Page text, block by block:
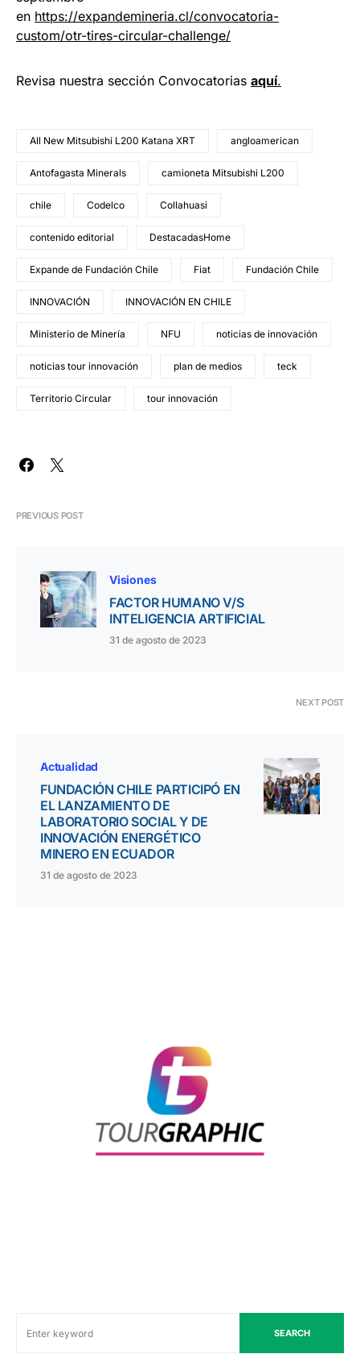
en https://expandemineria.cl/convocatoria-
custom/otr-tires-circular-challenge/
Revisa nuestra sección Convocatorias aquí.
All New Mitsubishi L200 Katana XRT angloamerican
Antofagasta Minerals camioneta Mitsubishi L200
chile Codelco Collahuasi
contenido editorial DestacadasHome
Expande de Fundación Chile Fiat Fundación Chile
INNOVACIÓN INNOVACIÓN EN CHILE
Ministerio de Minería NFU noticias de innovación
noticias tour innovación plan de medios teck
Territorio Circular tour innovación
PREVIOUS POST
Visiones
FACTOR HUMANO V/S
INTELIGENCIA ARTIFICIAL
31 de agosto de 2023
NEXT POST
Actualidad
FUNDACIÓN CHILE PARTICIPÓ EN
EL LANZAMIENTO DE
LABORATORIO SOCIAL Y DE
INNOVACIÓN ENERGÉTICO
MINERO EN ECUADOR
31 de agosto de 2023
SEARCH